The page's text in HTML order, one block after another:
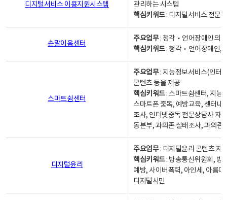
디지털서비스 이용지원시스템
관리하는 시스템
핵심키워드: 디지털서비스 전문
손말이음센터
주요업무: 청각‧언어장애인의
핵심키워드: 청각‧언어장애인,
스마트쉼센터
주요업무: 지능정보서비스(인터
콘텐츠 등을 제공
핵심키워드: 스마트쉼센터, 지능
스마트폰 중독, 예방교육, 센터내
조사, 인터넷중독 전문상담사 자
동본부, 과의존 실태조사, 과의존
디지털윤리
주요업무: 디지털윤리 콘텐츠 지
핵심키워드: 방송통신위원회, 방
예방, 사이버폭력, 아인세, 아름
디지털시민